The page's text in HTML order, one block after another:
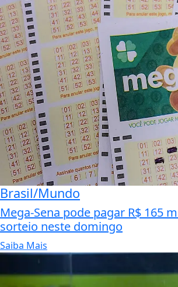
Brasil/Mundo
Mega-Sena pode pagar R$ 165
sorteio neste domingo
Saiba Mais